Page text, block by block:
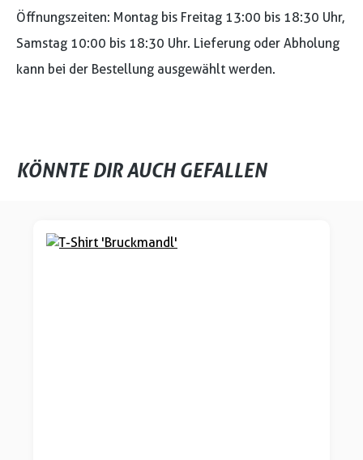
Öffnungszeiten: Montag bis Freitag 13:00 bis 18:30 Uhr,
Samstag 10:00 bis 18:30 Uhr. Lieferung oder Abholung
kann bei der Bestellung ausgewählt werden.
KÖNNTE DIR AUCH GEFALLEN